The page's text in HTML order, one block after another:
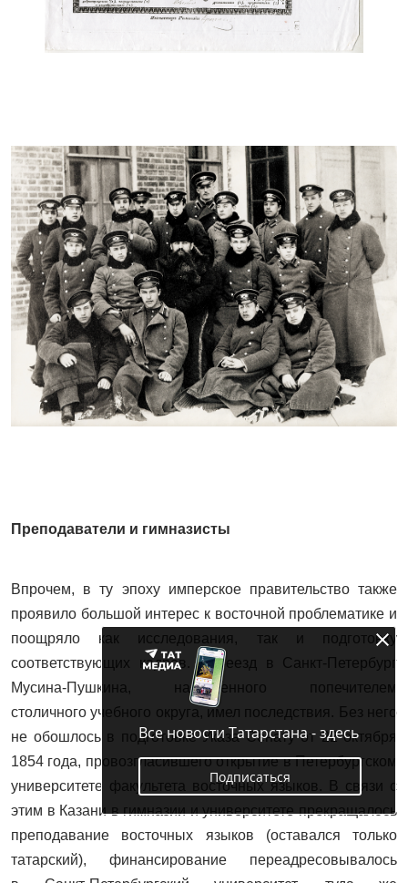
Преподаватели и гимназисты
Впрочем, в ту эпоху имперское правительство также
проявило большой интерес к восточной проблематике и
поощряло как исследования, так и подготовку
соответствующих кадров. Переезд в Санкт-Петербург
Мусина-Пушкина, назначенного попечителем
столичного учебного округа, имел последствия. Без него
не обошлось в подготовке Указа Сенату от 22 октября
1854 года, провозгласившего открытие в Петербургском
университете факультета восточных языков. В связи с
этим в Казани в гимназии и университете прекращалось
преподавание восточных языков (оставался только
татарский), финансирование переадресовывалось
Все новости Татарстана - здесь
Подписаться